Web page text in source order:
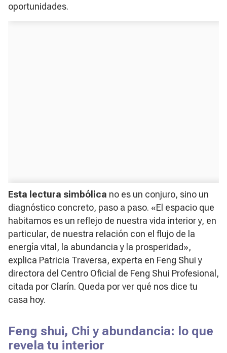
oportunidades.
Esta lectura simbólica no es un conjuro, sino un
diagnóstico concreto, paso a paso. «El espacio que
habitamos es un reflejo de nuestra vida interior y, en
particular, de nuestra relación con el flujo de la
energía vital, la abundancia y la prosperidad»,
explica Patricia Traversa, experta en Feng Shui y
directora del Centro Oficial de Feng Shui Profesional,
citada por Clarín. Queda por ver qué nos dice tu
casa hoy.
Feng shui, Chi y abundancia: lo que
revela tu interior